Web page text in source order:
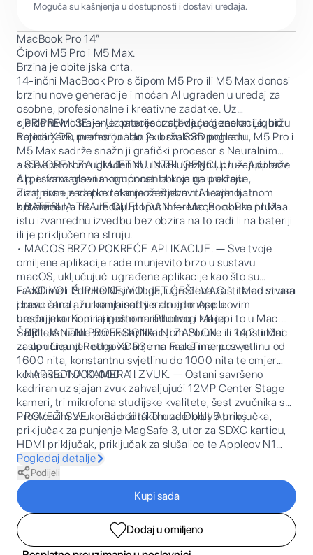
Moguća su kašnjenja u dostupnosti i dostavi uređaja.
MacBook Pro 14”
Čipovi M5 Pro i M5 Max.
Brzina je obiteljska crta.
14-inčni MacBook Pro s čipom M5 Pro ili M5 Max donosi
brzinu nove generacije i moćan AI ugrađen u uređaj za
osobne, profesionalne i kreativne zadatke. Uz
cjelodnevno trajanje baterije i zadivljujući zaslon Liquid
Retina XDR, profesionalan je u svakom pogledu.
• PRIPREMI SE. — Uz procesor sljedeće generacije, bržu
objedinjenu memoriju i do 2x bržu SSD pohranu, M5 Pro i
M5 Max sadrže snažniji grafički procesor s Neuralnim
akceleratorom ugrađenim u svaku jezgru, pružajući brže
AI performanse i mogućnosti obuke na uređaju.
Zahtjevne zadatke tako možeš obaviti nevjerojatnom
brzinom.
• STVOREN ZA UMJETNU INTELIGENCIJU. — Appleov
čip, i svaka glavna komponenta koja ga pokreće,
dizajniran je za pokretanje zahtjevnih AI radnih
opterećenja na uređaju poput inferencije i obuke LLM-a.
• BATERIJA TRAJE CIJELI DAN. — MacBook Pro pruža
istu izvanrednu izvedbu bez obzira na to radi li na bateriji
ili je priključen na struju.
• MACOS BRZO POKREĆE APLIKACIJE. — Sve tvoje
omiljene aplikacije rade munjevito brzo u sustavu
macOS, uključujući ugrađene aplikacije kao što su
FaceTime i Poruke. Osim toga, ugrađena zaštita od virusa
i besplatna ažuriranja softvera pridonose u
besprijekornom i sigurnom radu tvog Maca.
• AKO VOLIŠ IPHONE, VOLJET ĆEŠ I MAC. — Mac stvara
pravu čaroliju u kombinaciji s drugim Appleovim
uređajima. Kopiraj nešto na iPhoneu i zalijepi to u Mac.
Šalji tekstualne poruke aplikacijom Poruke ili koristi Mac
za upućivanje i odgovaranje na FaceTime pozive.
• BRILJANTNI PROFESIONALNI ZASLON. — 14,2-inčni
zaslon Liquid Retina XDR3 ima maksimalnu svjetlinu od
1600 nita, konstantnu svjetlinu do 1000 nita te omjer
kontrasta 1.000.000 : 1.
• NAPREDNA KAMERA I ZVUK. — Ostani savršeno
kadriran uz sjajan zvuk zahvaljujući 12MP Center Stage
kameri, tri mikrofona studijske kvalitete, šest zvučnika s
Prostornim zvukom i podrškom za Dolby Atmos.
• POVEŽI SVE. — Sadrži tri Thunderbolt 5 priključka,
priključak za punjenje MagSafe 3, utor za SDXC karticu,
HDMI priključak, priključak za slušalice te Appleov N1
bežični čip za Wi-Fi 7 i Bluetooth 6. Podržava do tri
vanjska zaslona s čipom M5 Pro ili do četiri zaslona s
čipom M5 Max.
Pogledaj detalje
Podijeli
Kupi sada
Dodaj u omiljeno